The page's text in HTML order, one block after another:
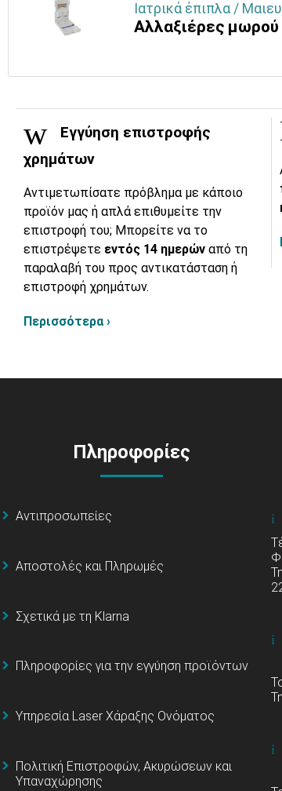
Ιατρικά έπιπλα /
Αλλαξιέρες μωρού
Εγγύηση επιστροφής
χρημάτων
Αντιμετωπίσατε πρόβλημα με κάποιο
προϊόν μας ή απλά επιθυμείτε την
επιστροφή του; Μπορείτε να το
επιστρέψετε εντός 14 ημερών από τη
παραλαβή του προς αντικατάσταση ή
επιστροφή χρημάτων.
Περισσότερα ›
Πληροφορίες
Αντιπροσωπείες
Αποστολές και Πληρωμές
Σχετικά με τη Klarna
Πληροφορίες για την εγγύηση προϊόντων
Υπηρεσία Laser Χάραξης Ονόματος
Πολιτική Επιστροφών, Ακυρώσεων και
Υπαναχώρησης